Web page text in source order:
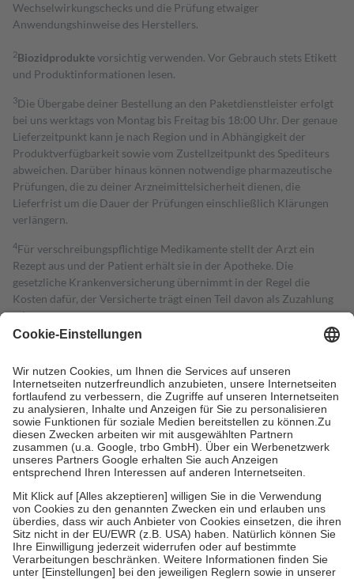
Wechselwirkungschecks und die Prüfung etwaiger
Anwendungshinweise des Herstellers.
2Biozidproduktevorsichtig verwenden. Vor Gebrauch stets Etikett
und Produktinformationen lesen.
3Die Übergabe deiner Bestellung an den Paketdienstleister erfolgt
bei uns werktags von Montag bis Freitag bis 18:00 Uhr. Der genaue
Lieferzeitpunkt kann je nach Region und in Abhängigkeit der
Produktverfügbarkeit sowie vom Zustellzeitpunkt des Spediteurs
abweichen. Darüber hinaus können notwendige pharmazeutische
Prüfungen, die zu deiner Arzneimittelsicherheit dienen, die
Lieferfrist um die Dauer der Prüfungen einschließlich Klärungen
verlängern.
4Für verschreibungspflichtige Medikamente stellt der Arzt ein
Rezept aus und der Patient erhält sie in der Apotheke. Die
gesetzliche Krankenversicherung übernimmt in der Regel die
Kosten dafür, der Versicherte trägt einen Teil davon als Zuzahlung
mit.
Grundsätzlich leisten Mitglieder Zuzahlungen in Höhe von zehn
höchstens zehn Euro.
Es sind jedoch nie mehr als die tatsächlichen
Kosten der Leistung zu entrichten.
Diese Regeln gelten grundsätzlich auch für Online-Apotheken.
Bei Heilmitteln und häuslicher Krankenpflege beträgt die
Zuzahlung zehn Prozent der Kosten sowie zehn Euro je
Verordnung.
Um das Engagement der Versicherten für ihre eigene Gesundheit zu
stärken und die besondere Stellung der Familie zu unterstützen,
fallenkeine Zuzahlungenan bei:
• Kindern und Jugendlichen bis zum vollendeten 18. Lebensjahr
mit Ausnahme der Fahrkosten
• Untersuchungen zur Vorsorge und Früherkennung, die von der
GKV getragen werden